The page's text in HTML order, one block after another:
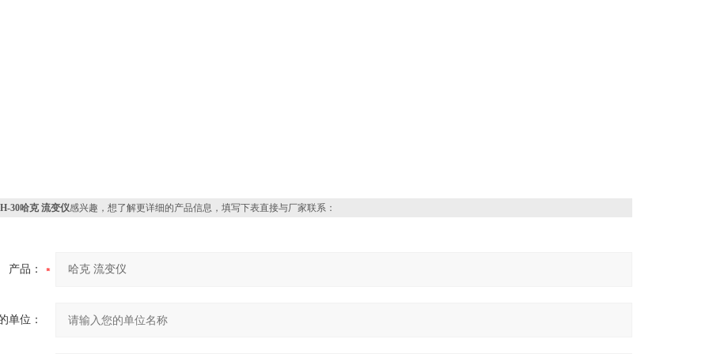
30哈克 流变仪感兴趣，想了解更详细的产品信息，填写下表直接与厂家联系：
产品：
单位：